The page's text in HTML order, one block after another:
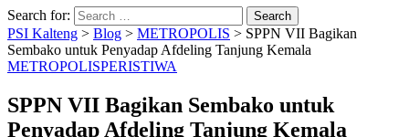
Search for:
PSI Kalteng > Blog > METROPOLIS > SPPN VII Bagikan
Sembako untuk Penyadap Afdeling Tanjung Kemala
METROPOLISPERISTIWA
SPPN VII Bagikan Sembako untuk
Penyadap Afdeling Tanjung Kemala